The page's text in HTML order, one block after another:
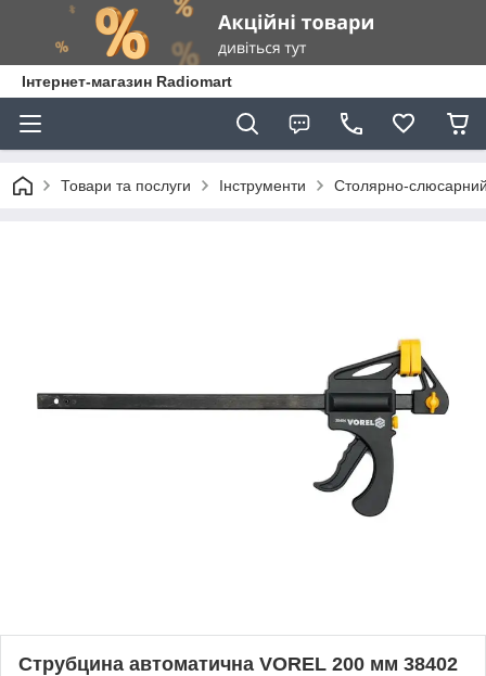
Інтернет-магазин Radiomart
Товари та послуги Інструменти Столярно-
Струбцина автоматична VOREL 200 мм 38402